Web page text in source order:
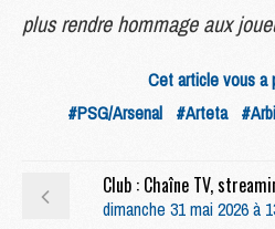
plus rendre hommage aux
Cet article vous a
#PSG/Arsenal #Arteta
dimanche 31 mai 2026 à